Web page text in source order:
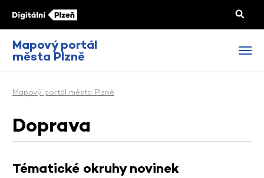
Mapový portál
města Plzně
Mapový portál města Plzně
Doprava
Tématické okruhy novinek